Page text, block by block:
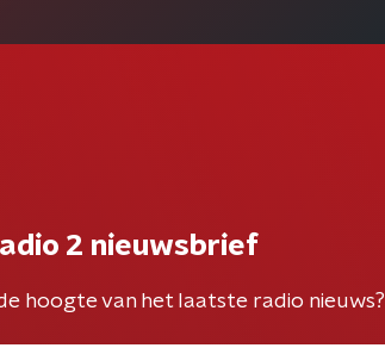
2 nieuwsbrief
hoogte van het laatste radio nieuws?